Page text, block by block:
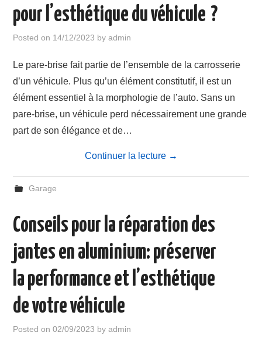
pour l’esthétique du véhicule ?
Posted on 14/12/2023 byadmin
Le pare-brise fait partie de l’ensemble de la carrosserie
d’un véhicule. Plus qu’un élément constitutif, il est un
élément essentiel à la morphologie de l’auto. Sans un
pare-brise, un véhicule perd nécessairement une grande
part de son élégance et de…
Continuer la lecture →
Garage
Conseils pour la réparation des
jantes en aluminium: préserver
la performance et l’esthétique
de votre véhicule
Posted on02/09/2023 byadmin